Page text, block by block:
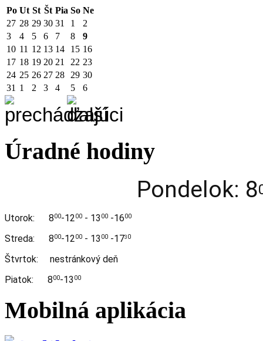
Po Ut St Št Pia So Ne
27 28 29 30 31 1
2
3
4 5 6 7 8
9
10 11 12 13 14 15 16
17 18 19 20 21 22 23
24 25 26 27 28 29 30
31 1 2 3 4 5 6
Úradné hodiny
Pondelok: 8
Utorok: 800-1200 - 13 00 -1600
Streda: 800-1200 - 13 00 -173 0
Štvrtok: nestránkový deň
Piatok: 800-13 00
Mobilná aplikácia